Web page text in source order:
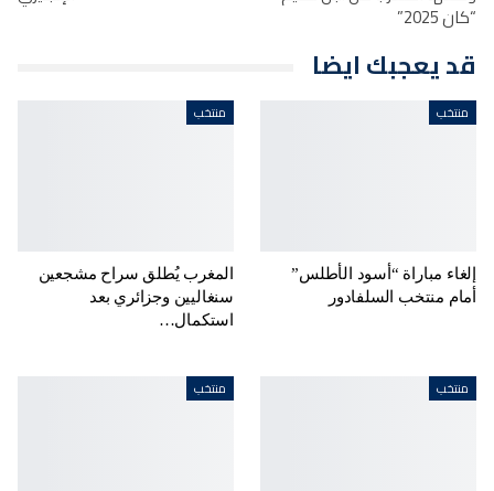
“كان 2025”
قد يعجبك ايضا
منتخب
إلغاء مباراة “أسود الأطلس”
أمام منتخب السلفادور
منتخب
المغرب يُطلق سراح مشجعين
سنغاليين وجزائري بعد
استكمال…
منتخب منتخب